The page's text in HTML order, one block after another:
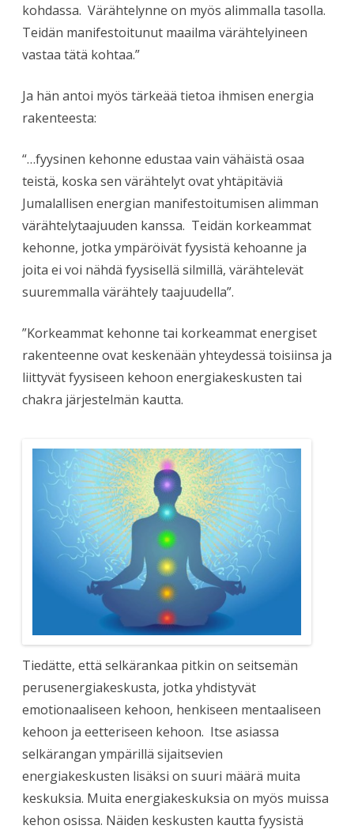
kohdassa. Värähtelynne on myös alimmalla tasolla.
Teidän manifestoitunut maailma värähtelyineen
vastaa tätä kohtaa.”
Ja hän antoi myös tärkeää tietoa ihmisen energia
rakenteesta:
“…fyysinen kehonne edustaa vain vähäistä osaa
teistä, koska sen värähtelyt ovat yhtäpitäviä
Jumalallisen energian manifestoitumisen alimman
värähtelytaajuuden kanssa. Teidän korkeammat
kehonne, jotka ympäröivät fyysistä kehoanne ja
joita ei voi nähdä fyysisellä silmillä, värähtelevät
suuremmalla värähtely taajuudella”.
”Korkeammat kehonne tai korkeammat energiset
rakenteenne ovat keskenään yhteydessä toisiinsa ja
liittyvät fyysiseen kehoon energiakeskusten tai
chakra järjestelmän kautta.
Tiedätte, että selkärankaa pitkin on seitsemän
perusenergiakeskusta, jotka yhdistyvät
emotionaaliseen kehoon, henkiseen mentaaliseen
kehoon ja eetteriseen kehoon. Itse asiassa
selkärangan ympärillä sijaitsevien
energiakeskusten lisäksi on suuri määrä muita
keskuksia. Muita energiakeskuksia on myös muissa
kehon osissa. Näiden keskusten kautta fyysistä